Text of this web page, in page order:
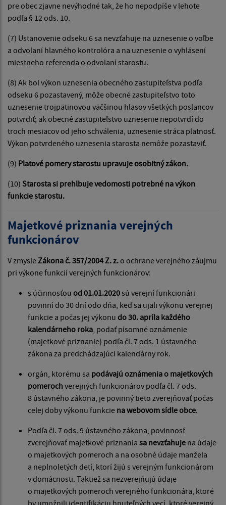
pre obec zjavne nevýhodné tak, že ho nepodpíše v lehote
podľa § 12 ods. 10.
(7) Ustanovenie odseku 6 sa nevzťahuje na uznesenie o voľbe
a odvolaní hlavného kontrolóra a na uznesenie o vyhlásení
miestneho referenda o odvolaní starostu.
(8) Ak bol výkon uznesenia obecného zastupiteľstva podľa
odseku 6 pozastavený, môže obecné zastupiteľstvo toto
uznesenie trojpätinovou väčšinou hlasov všetkých poslancov
potvrdiť; ak obecné zastupiteľstvo uznesenie nepotvrdí do
troch mesiacov od jeho schválenia, uznesenie stráca platnosť.
Výkon potvrdeného uznesenia starosta nemôže pozastaviť.
(9) Platové pomery starostu upravuje osobitný zákon.
(10) Starosta si prehlbuje vedomosti potrebné na výkon
funkcie starostu.
Majetkové priznania verejných
funkcionárov
V zmysleZákona č. 357/2004 Z. z.o ochrane verejného záujmu
pri výkone funkcií verejných funkcionárov:
s účinnosťou od 01.01.2020sú verejní funkcionári
povinní do 30 dní odo dňa, keď sa ujali výkonu verejnej
funkcie a počas jej výkonu do 30. apríla každého
kalendárneho roka, podať písomné oznámenie
(majetkové priznanie) podľa čl. 7 ods. 1 ústavného
zákona za predchádzajúci kalendárny rok.
orgán, ktorému sa podávajú oznámenia o majetkových
pomerochverejných funkcionárov podľa čl. 7 ods.
8 ústavného zákona, je povinný tieto zverejňovať počas
celej doby výkonu funkcie na webovom sídle obce.
Podľa čl. 7 ods. 9 ústavného zákona, povinnosť
zverejňovať majetkové priznania sa nevzťahuje na údaje
o majetkových pomeroch a na osobné údaje manžela
a neplnoletých detí, ktorí žijú s verejným funkcionárom
v domácnosti. Taktiež sa nezverejňujú údaje
o majetkových pomeroch verejného funkcionára, ktoré